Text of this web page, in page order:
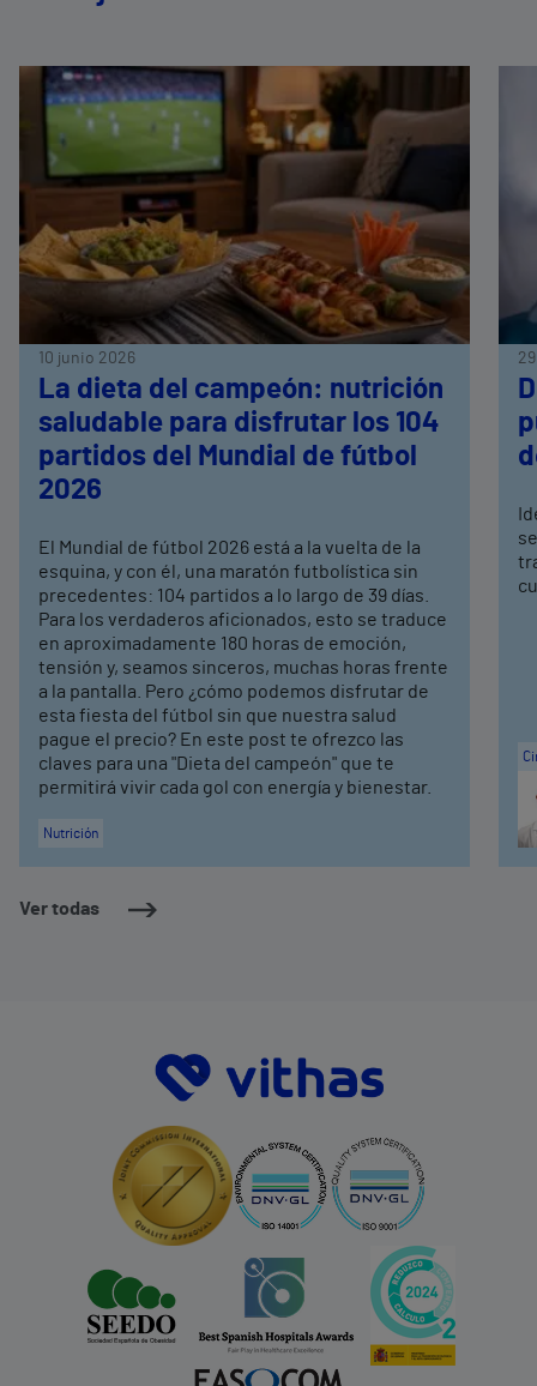
Ver todas
10 junio 2026
La dieta del campeón: nutrición
saludable para disfrutar los 104
partidos del Mundial de fútbol
2026
El Mundial de fútbol 2026 está a la vuelta de la
esquina, y con él, una maratón futbolística sin
precedentes: 104 partidos a lo largo de 39 días.
Para los verdaderos aficionados, esto se traduce
en aproximadamente 180 horas de emoción,
tensión y, seamos sinceros, muchas horas frente
a la pantalla. Pero ¿cómo podemos disfrutar de
esta fiesta del fútbol sin que nuestra salud
pague el precio? En este post te ofrezco las
claves para una "Dieta del campeón" que te
permitirá vivir cada gol con energía y bienestar.
Nutrición